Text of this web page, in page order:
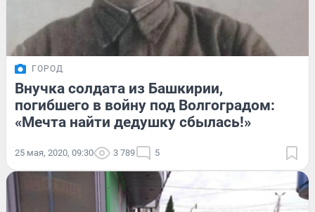
ГОРОД
Внучка солдата из Башкирии,
погибшего в войну под Волгоградом:
«Мечта найти дедушку сбылась!»
25 мая, 2020, 09:30 3 789 5